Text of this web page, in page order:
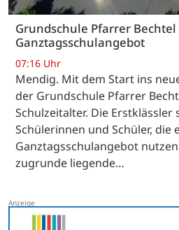
Grundschule Pfarrer
Ganztagsschulangebot
07:16 Uhr
Mendig. Mit dem Start ins
der Grundschule Pfarrer
Schulzeitalter. Die Erstklässler
Schülerinnen und Schüler, die
Ganztagsschulangebot
zugrunde liegende…